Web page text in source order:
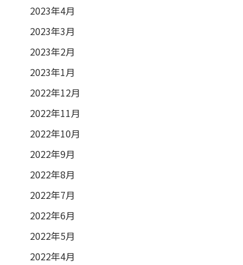
2023年4月
2023年3月
2023年2月
2023年1月
2022年12月
2022年11月
2022年10月
2022年9月
2022年8月
2022年7月
2022年6月
2022年5月
2022年4月